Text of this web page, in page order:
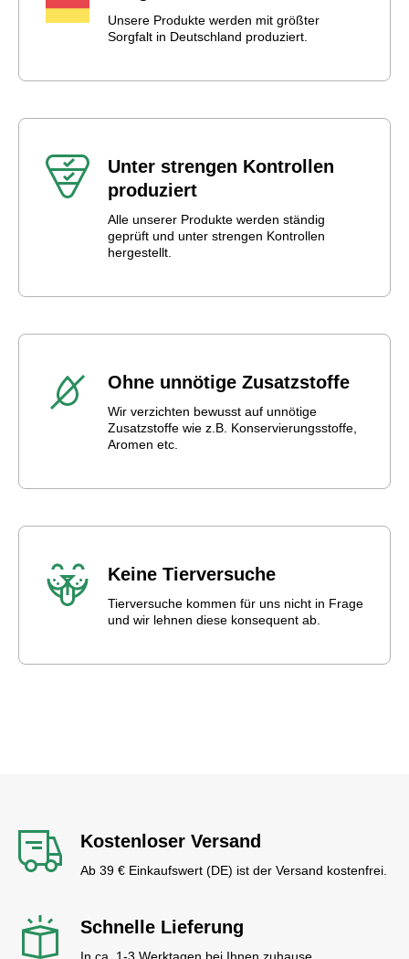
Unsere Produkte werden mit größter
Sorgfalt in Deutschland produziert.
Unter strengen Kontrollen
produziert
Alle unserer Produkte werden ständig
geprüft und unter strengen Kontrollen
hergestellt.
Ohne unnötige Zusatzstoffe
Wir verzichten bewusst auf unnötige
Zusatzstoffe wie z.B. Konservierungsstoffe,
Aromen etc.
Keine Tierversuche
Tierversuche kommen für uns nicht in Frage
und wir lehnen diese konsequent ab.
Kostenloser Versand
Ab 39 € Einkaufswert (DE) ist der Versand kostenfrei.
Schnelle Lieferung